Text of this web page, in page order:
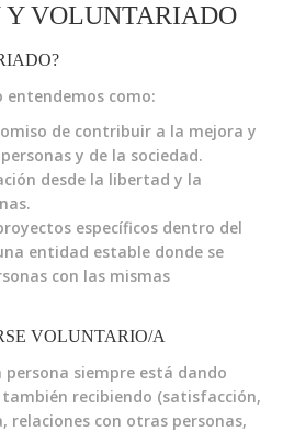
Y VOLUNTARIADO
entendemos como:
de contribuir a la mejora y
y de la sociedad.
desde la libertad y la
específicos dentro del
entidad estable donde se
con las mismas
VOLUNTARIO/A
siempre está dando
recibiendo (satisfacción,
relaciones con otras personas,